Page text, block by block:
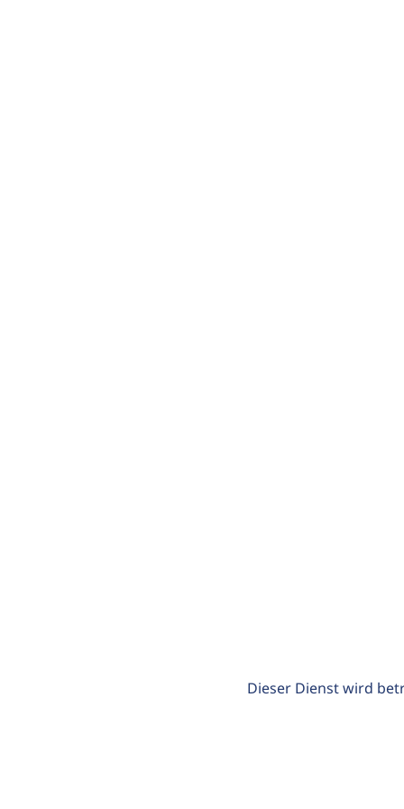
Dieser Dienst wird